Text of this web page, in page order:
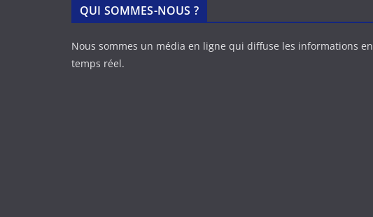
QUI SOMMES-NOUS ?
Nous sommes un média en ligne qui diffuse les informations en
temps réel.